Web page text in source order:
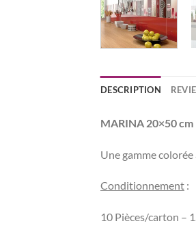
DESCRIPTION
MARINA 20×50 cm
Une gamme
Conditionnement :
10 Pièces/carton –